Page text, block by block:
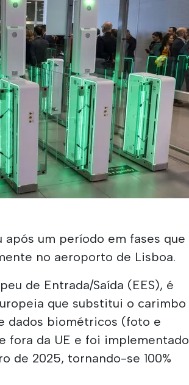
um período em fases que
no aeroporto de Lisboa.
de Entrada/Saída (EES), é
que substitui o carimbo
dados biométricos (foto e
fora da UE e foi implementado
de 2025, tornando-se 100%